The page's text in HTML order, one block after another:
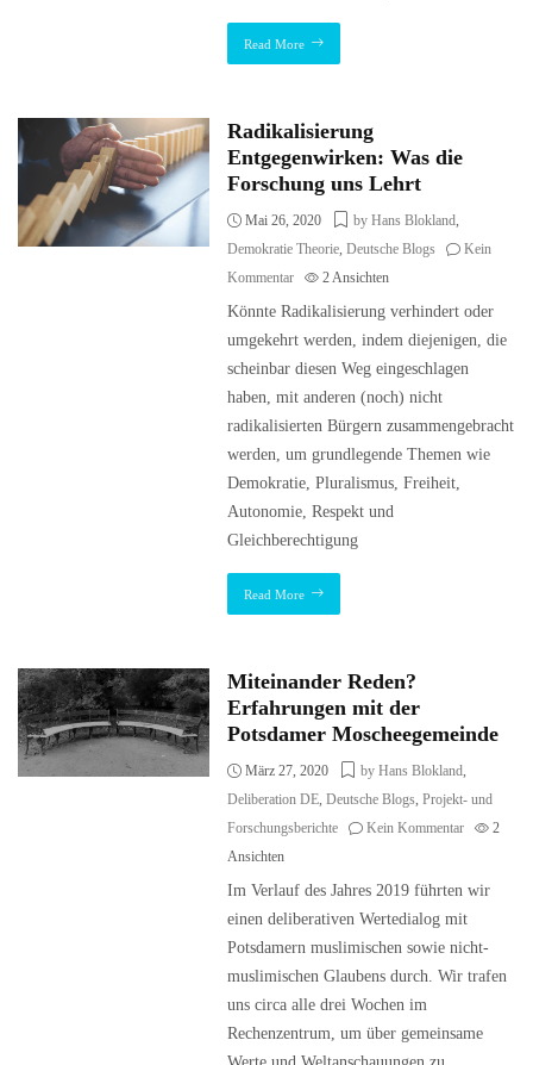
Read More
Radikalisierung
Entgegenwirken: Was die
Forschung uns Lehrt
Mai 26, 2020 by Hans Blokland,
Demokratie Theorie,Deutsche Blogs
Kein
Kommentar
2Ansichten
Könnte Radikalisierung verhindert oder
umgekehrt werden, indem diejenigen, die
scheinbar diesen Weg eingeschlagen
haben, mit anderen (noch) nicht
radikalisierten Bürgern zusammengebracht
werden, um grundlegende Themen wie
Demokratie, Pluralismus, Freiheit,
Autonomie, Respekt und
Gleichberechtigung
Read More
Miteinander Reden?
Erfahrungen mit der
Potsdamer Moscheegemeinde
März 27, 2020 by Hans Blokland,
Deliberation DE,Deutsche Blogs,Projekt- und
Forschungsberichte
Kein Kommentar
2
Ansichten
Im Verlauf des Jahres 2019 führten wir
einen deliberativen Wertedialog mit
Potsdamern muslimischen sowie nicht-
muslimischen Glaubens durch. Wir trafen
uns circa alle drei Wochen im
Rechenzentrum, um über gemeinsame